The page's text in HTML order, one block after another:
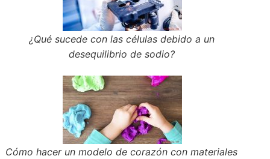
¿Qué sucede con las células debido a un
desequilibrio de sodio?
Cómo hacer un modelo de corazón con materiales